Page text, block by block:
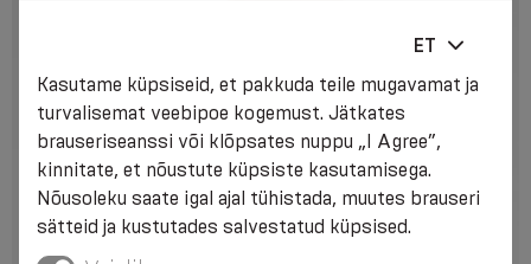
ET
Kasutame küpsiseid, et pakkuda teile mugavamat ja
turvalisemat veebipoe kogemust. Jätkates
brauseriseanssi või klõpsates nuppu „I Agree”,
kinnitate, et nõustute küpsiste kasutamisega.
Nõusoleku saate igal ajal tühistada, muutes brauseri
sätteid ja kustutades salvestatud küpsised.